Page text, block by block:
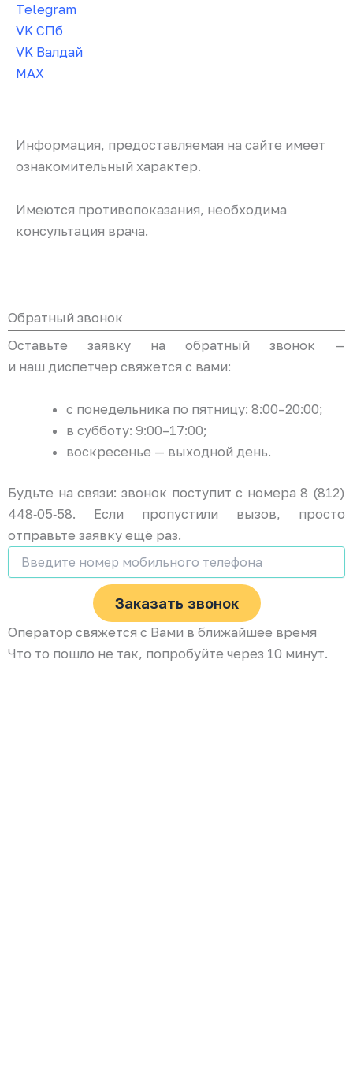
Telegram
VK СПб
VK Валдай
MAX
Информация, предоставляемая на сайте имеет
ознакомительный характер.
Имеются противопоказания, необходима
консультация врача.
Обратный звонок
Оставьте заявку на обратный звонок —
и наш диспетчер свяжется с вами:
с понедельника по пятницу: 8:00–20:00;
в субботу: 9:00–17:00;
воскресенье — выходной день.
Будьте на связи: звонок поступит с номера 8 (812)
448‑05‑58. Если пропустили вызов, просто
отправьте заявку ещё раз.
Заказать звонок
Оператор свяжется с Вами в ближайшее время
Что то пошло не так, попробуйте через 10 минут.